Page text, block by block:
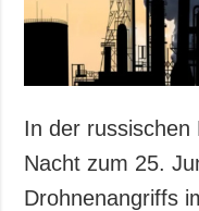
In der russischen
Nacht zum 25.
Drohnenangriffs